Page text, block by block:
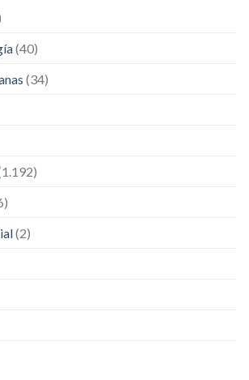
(40)
(34)
(2)